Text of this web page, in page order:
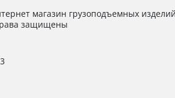
магазин грузоподъемных
защищены